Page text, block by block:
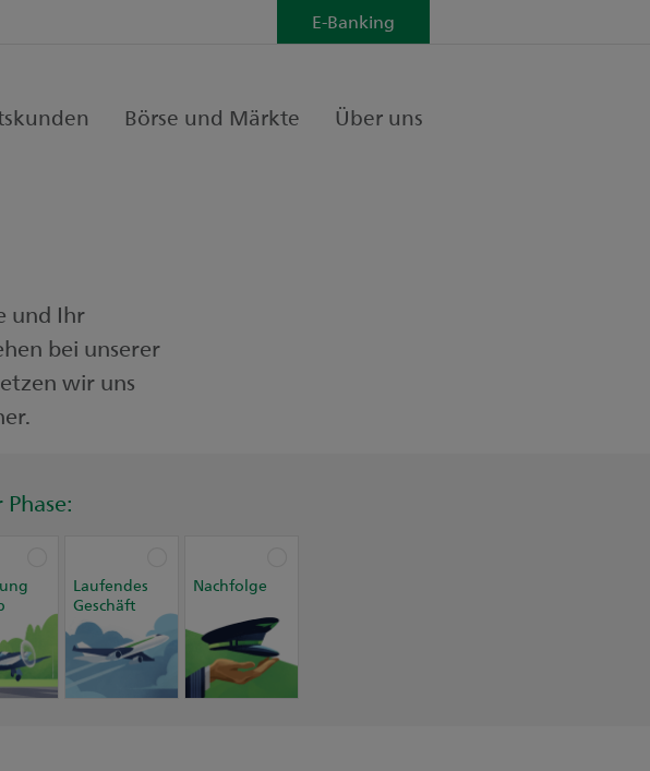
Börse und Märkte Über uns
E-Banking
und Ihr
bei unserer
wir uns
Laufendes
Geschäft
Nachfolge